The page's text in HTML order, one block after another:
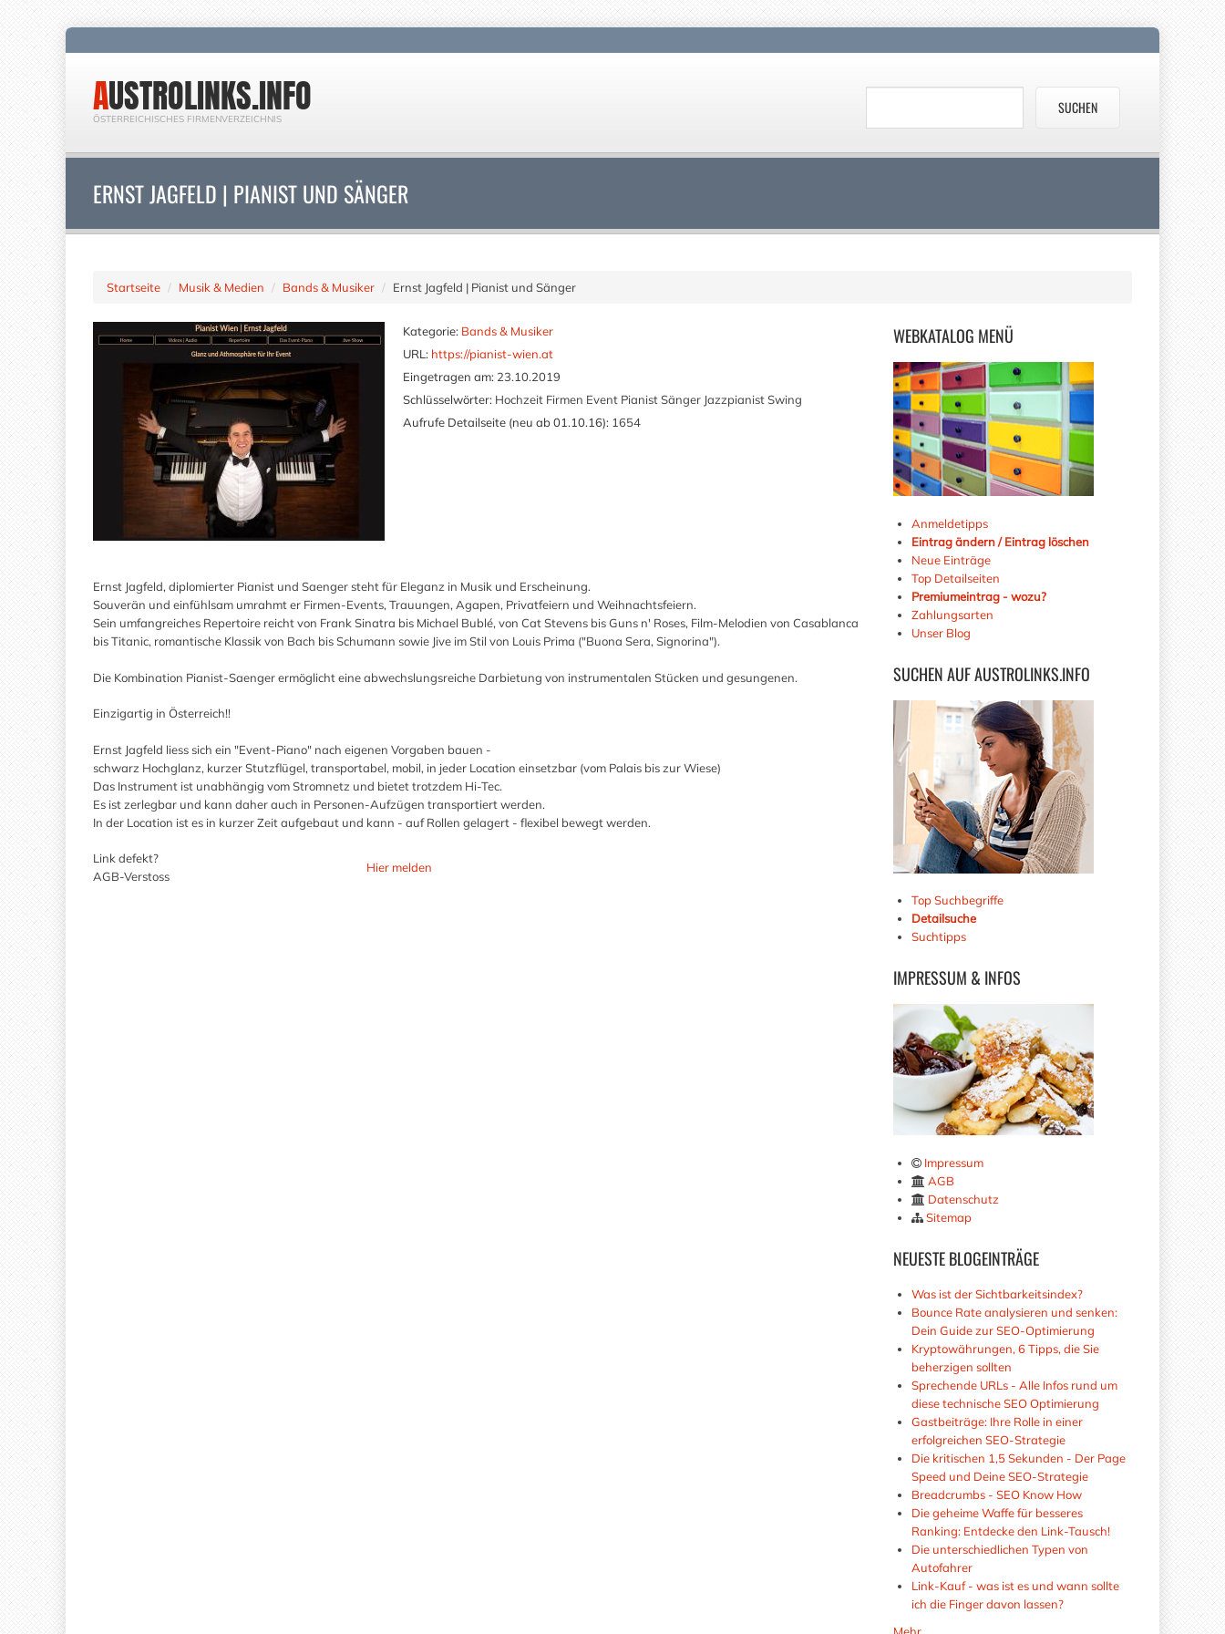
AUSTROLINKS.INFO
ÖSTERREICHISCHES FIRMENVERZEICHNIS
ERNST JAGFELD | PIANIST UND SÄNGER
Startseite Musik & Medien Bands & Musiker Ernst Jagfeld | Pianist und Sänger
WEBKATALOG MENÜ
Anmeldetipps
Eintrag ändern / Eintrag löschen
Neue Einträge
Top Detailseiten
Premiumeintrag - wozu?
Zahlungsarten
Unser Blog
SUCHENAUF AUSTROLINKS.INFO
Top Suchbegriffe
Detailsuche
Suchtipps
IMPRESSUM & INFOS
Impressum
AGB
Datenschutz
Sitemap
NEUESTEBLOGEINTRÄGE
Was ist der Sichtbarkeitsindex?
Bounce Rate analysieren und senken:
Dein Guide zur SEO-Optimierung
Kryptowährungen, 6 Tipps, die Sie
beherzigen sollten
Sprechende URLs - Alle Infos rund um
diese technische SEO Optimierung
Gastbeiträge: Ihre Rolle in einer
erfolgreichen SEO-Strategie
Die kritischen 1,5 Sekunden - Der Page
Speed und Deine SEO-Strategie
Breadcrumbs - SEO Know How
Die geheime Waffe für besseres
Ranking: Entdecke den Link-Tausch!
Die unterschiedlichen Typen von
Autofahrer
Link-Kauf - was ist es und wann sollte
ich die Finger davon lassen?
Mehr
Kategorie: Bands & Musiker
URL: https://pianist-wien.at
Eingetragen am: 23.10.2019
Schlüsselwörter: Hochzeit Firmen Event Pianist Sänger Jazzpianist Swing
Aufrufe Detailseite (neu ab 01.10.16): 1654
Ernst Jagfeld, diplomierter Pianist und Saenger steht für Eleganz in Musik und Erscheinung.
Souverän und einfühlsam umrahmt er Firmen-Events, Trauungen, Agapen, Privatfeiern und Weihnachtsfeiern.
Sein umfangreiches Repertoire reicht von Frank Sinatra bis Michael Bublé, von Cat Stevens bis Guns n' Roses, Film-Melodien von Casablanca
bis Titanic, romantische Klassik von Bach bis Schumann sowie Jive im Stil von Louis Prima ("Buona Sera, Signorina").
Die Kombination Pianist-Saenger ermöglicht eine abwechslungsreiche Darbietung von instrumentalen Stücken und gesungenen.
Einzigartig in Österreich!!
Ernst Jagfeld liess sich ein "Event-Piano" nach eigenen Vorgaben bauen -
schwarz Hochglanz, kurzer Stutzflügel, transportabel, mobil, in jeder Location einsetzbar (vom Palais bis zur Wiese)
Das Instrument ist unabhängig vom Stromnetz und bietet trotzdem Hi-Tec.
Es ist zerlegbar und kann daher auch in Personen-Aufzügen transportiert werden.
In der Location ist es in kurzer Zeit aufgebaut und kann - auf Rollen gelagert - flexibel bewegt werden.
Link defekt?
AGB-Verstoss
Hier melden